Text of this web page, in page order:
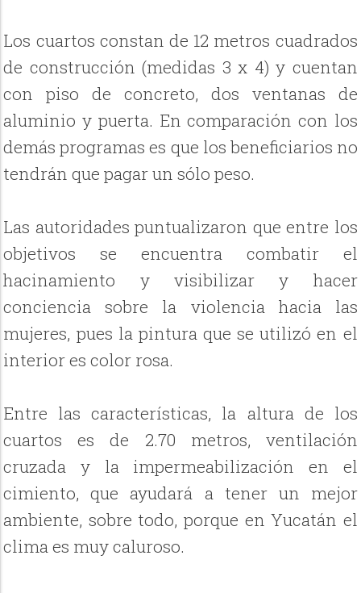
Los cuartos constan de 12 metros cuadrados
de construcción (medidas 3 x 4) y cuentan
con piso de concreto, dos ventanas de
aluminio y puerta. En comparación con los
demás programas es que los beneficiarios no
tendrán que pagar un sólo peso.
Las autoridades puntualizaron que entre los
objetivos se encuentra combatir el
hacinamiento y visibilizar y hacer
conciencia sobre la violencia hacia las
mujeres, pues la pintura que se utilizó en el
interior es color rosa.
Entre las características, la altura de los
cuartos es de 2.70 metros, ventilación
cruzada y la impermeabilización en el
cimiento, que ayudará a tener un mejor
ambiente, sobre todo, porque en Yucatán el
clima es muy caluroso.